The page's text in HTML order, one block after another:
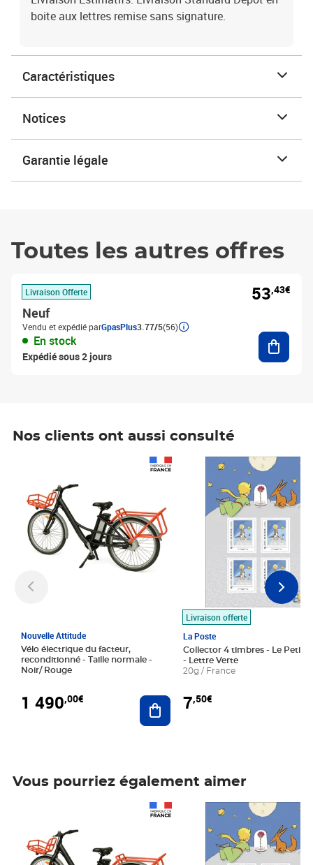
boite aux lettres remise sans signature.
Caractéristiques
Notices
Garantie légale
Toutes les autres offres
Livraison Offerte
Neuf
Vendu et expédié parGpasPlus3.77/5(56)
En stock
Expédié sous 2 jours
53,43€
Nos clients ont aussi consulté
Nouvelle Attitude
Vélo électrique du facteur,
reconditionné - Taille normale -
Noir/ Rouge
1 490,00€ Ajouter au panier
Livraison offerte
La Poste
Collector 4 timbres - Le Petit
- Lettre Verte
20g / France
7,50€
Prix 7,50€
Vous pourriez également aimer
Prix 7,50€